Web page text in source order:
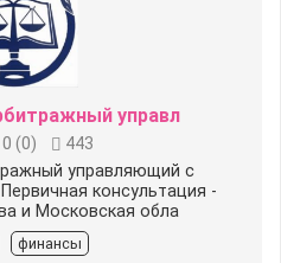
управл
0 (0)
443
управляющий с
консультация -
и Московская обла
финансы